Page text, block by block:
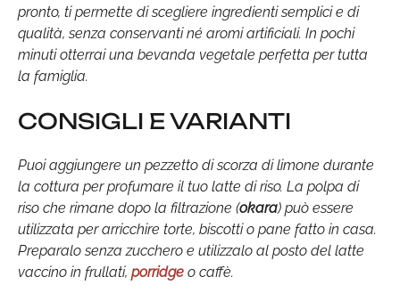
pronto, ti permette di scegliere ingredienti semplici e di
qualità, senza conservanti né aromi artificiali. In pochi
minuti otterrai una bevanda vegetale perfetta per tutta
la famiglia.
CONSIGLI E VARIANTI
Puoi aggiungere un pezzetto di scorza di limone durante
la cottura per profumare il tuo latte di riso. La polpa di
riso che rimane dopo la filtrazione (okara) può essere
utilizzata per arricchire torte, biscotti o pane fatto in casa.
Preparalo senza zucchero e utilizzalo al posto del latte
vaccino in frullati, porridge o caffè.